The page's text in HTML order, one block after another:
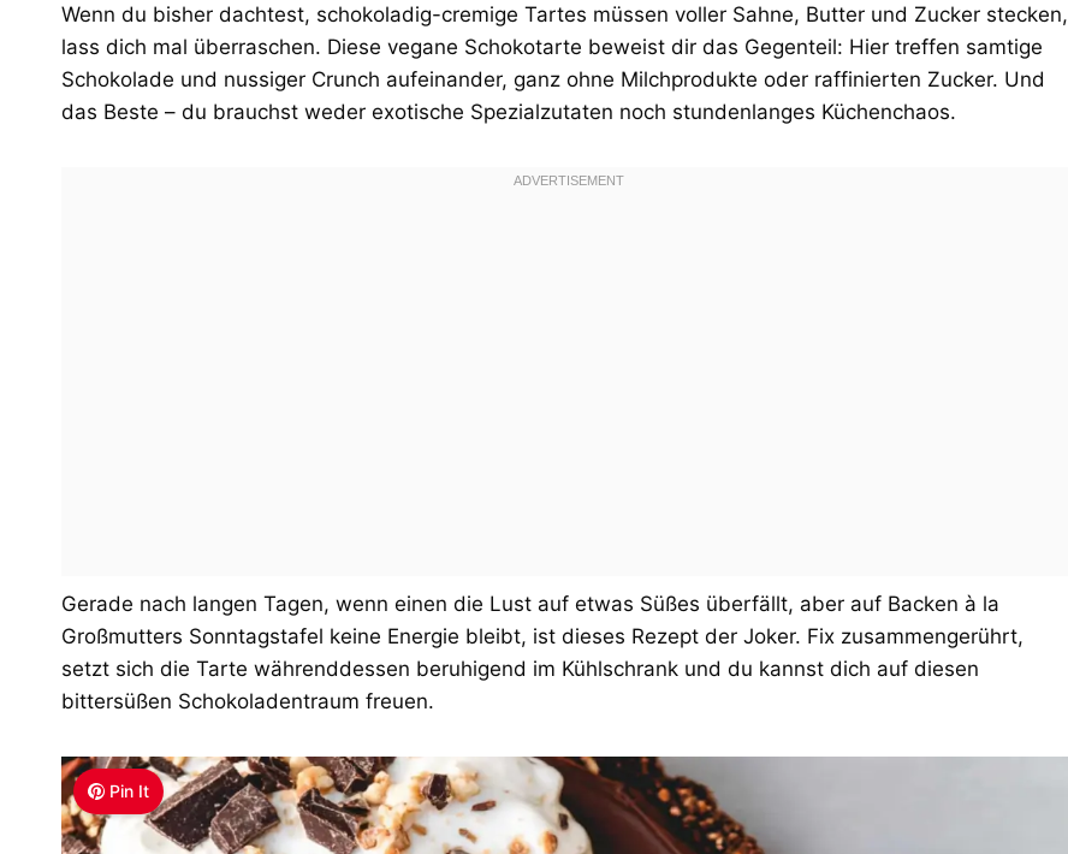
Wenn du bisher dachtest, schokoladig-cremige Tartes müssen voller Sahne, Butter und Zucker stecken,
lass dich mal überraschen. Diese vegane Schokotarte beweist dir das Gegenteil: Hier treffen samtige
Schokolade und nussiger Crunch aufeinander, ganz ohne Milchprodukte oder raffinierten Zucker. Und
das Beste – du brauchst weder exotische Spezialzutaten noch stundenlanges Küchenchaos.
Gerade nach langen Tagen, wenn einen die Lust auf etwas Süßes überfällt, aber auf Backen à la
Großmutters Sonntagstafel keine Energie bleibt, ist dieses Rezept der Joker. Fix zusammengerührt,
setzt sich die Tarte währenddessen beruhigend im Kühlschrank und du kannst dich auf diesen
bittersüßen Schokoladentraum freuen.
Pin It